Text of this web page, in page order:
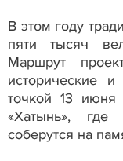
В этом году
пяти тысяч
Маршрут
исторические
точкой 13 июня
«Хатынь», где
соберутся на